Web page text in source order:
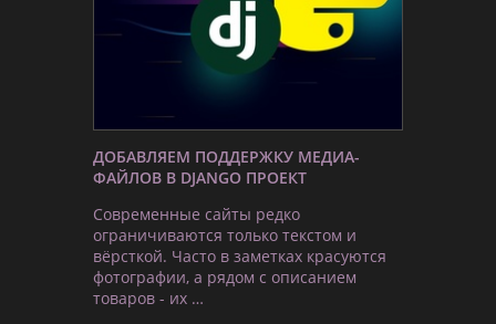
ДОБАВЛЯЕМ ПОДДЕРЖКУ МЕДИА-
ФАЙЛОВ В DJANGO ПРОЕКТ
Современные сайты редко
ограничиваются только текстом и
вёрсткой. Часто в заметках красуются
фотографии, а рядом с описанием
товаров - их …